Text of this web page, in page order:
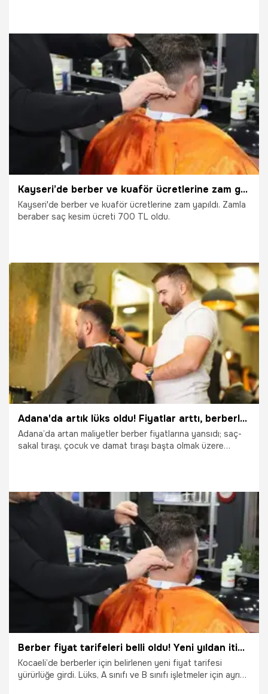
16.02.2026 Kayseri
Kayseri’de berber ve kuaför ücretlerine zam geldi
Kayseri'de berber ve kuaför ücretlerine zam yapıldı. Zamla
beraber saç kesim ücreti 700 TL oldu.
13.02.2026 Kayseri
Adana'da artık lüks oldu! Fiyatlar arttı, berberlerde yeni uygulama başladı
Adana’da artan maliyetler berber fiyatlarına yansıdı; saç-
sakal tıraşı, çocuk ve damat tıraşı başta olmak üzere
Ekonomi
Berber fiyat tarifeleri belli oldu! Yeni yıldan itibaren geçerli olacak
Kocaeli’de berberler için belirlenen yeni fiyat tarifesi
yürürlüğe girdi. Lüks, A sınıfı ve B sınıfı işletmeler için ayrı